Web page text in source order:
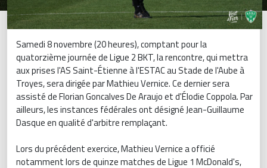
Samedi 8 novembre (20 heures), comptant pour la
quatorzième journée de Ligue 2 BKT, la rencontre, qui mettra
aux prises l'AS Saint-Étienne à l'ESTAC au Stade de l'Aube à
Troyes, sera dirigée par Mathieu Vernice. Ce dernier sera
assisté de Florian Goncalves De Araujo et d'Élodie Coppola. Par
ailleurs, les instances fédérales ont désigné Jean-Guillaume
Dasque en qualité d'arbitre remplaçant.
Lors du précédent exercice, Mathieu Vernice a officié
notamment lors de quinze matches de Ligue 1 McDonald's,